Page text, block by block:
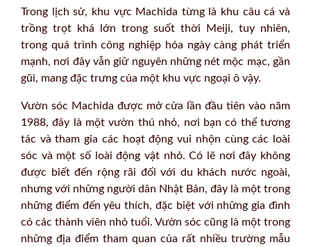
Trong lịch sử, khu vực Machida từng là khu câu cá và
trồng trọt khá lớn trong suốt thời Meiji, tuy nhiên,
trong quá trình công nghiệp hóa ngày càng phát triển
mạnh, nơi đây vẫn giữ nguyên những nét mộc mạc, gần
gũi, mang đặc trưng của một khu vực ngoại ô vậy.
Vườn sóc Machida được mở cửa lần đầu tiên vào năm
1988, đây là một vườn thú nhỏ, nơi bạn có thể tương
tác và tham gia các hoạt động vui nhộn cùng các loài
sóc và một số loài động vật nhỏ. Có lẽ nơi đây không
được biết đến rộng rãi đối với du khách nước ngoài,
nhưng với những người dân Nhật Bản, đây là một trong
những điểm đến yêu thích, đặc biệt với những gia đình
có các thành viên nhỏ tuổi. Vườn sóc cũng là một trong
những địa điểm tham quan của rất nhiều trường mẫu